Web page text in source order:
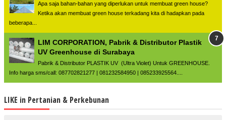
Apa saja bahan-bahan yang diperlukan untuk membuat green house?
Ketika akan membuat green house terkadang kita di hadapkan pada
beberapa...
LIM CORPORATION, Pabrik & Distributor Plastik
UV Greenhouse di Surabaya
Pabrik & Distributor PLASTIK UV (Ultra Violet) Untuk GREENHOUSE.
Info harga sms/call: 087702821277 | 081232584950 | 085233925564....
LIKE in Pertanian & Perkebunan